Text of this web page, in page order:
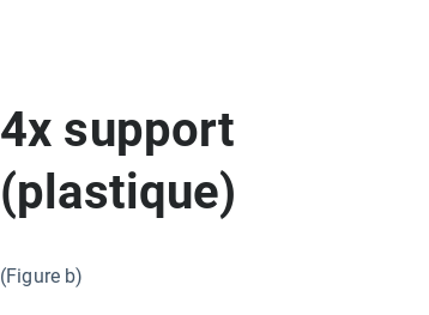
4x support
(plastique)
(Figure b)